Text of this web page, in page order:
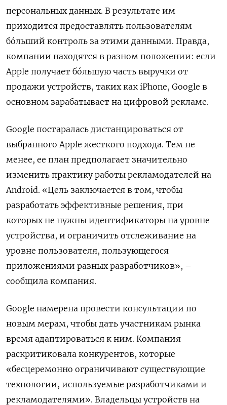
персональных данных. В результате им
приходится предоставлять пользователям
бóльший контроль за этими данными. Правда,
компании находятся в разном положении: если
Apple получает бóльшую часть выручки от
продажи устройств, таких как iPhone, Google в
основном зарабатывает на цифровой рекламе.
Google постаралась дистанцироваться от
выбранного Apple жесткого подхода. Тем не
менее, ее план предполагает значительно
изменить практику работы рекламодателей на
Android. «Цель заключается в том, чтобы
разработать эффективные решения, при
которых не нужны идентификаторы на уровне
устройства, и ограничить отслеживание на
уровне пользователя, пользующегося
приложениями разных разработчиков», –
сообщила компания.
Google намерена провести консультации по
новым мерам, чтобы дать участникам рынка
время адаптироваться к ним. Компания
раскритиковала конкурентов, которые
«бесцеремонно ограничивают существующие
технологии, используемые разработчиками и
рекламодателями». Владельцы устройств на